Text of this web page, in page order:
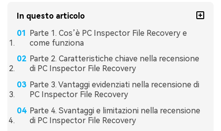
In questo articolo
Parte 1. Cos’è PC Inspector File Recovery e
come funziona
Parte 2. Caratteristiche chiave nella recensione
di PC Inspector File Recovery
Parte 3. Vantaggi evidenziati nella recensione di
PC Inspector File Recovery
Parte 4. Svantaggi e limitazioni nella recensione
di PC Inspector File Recovery